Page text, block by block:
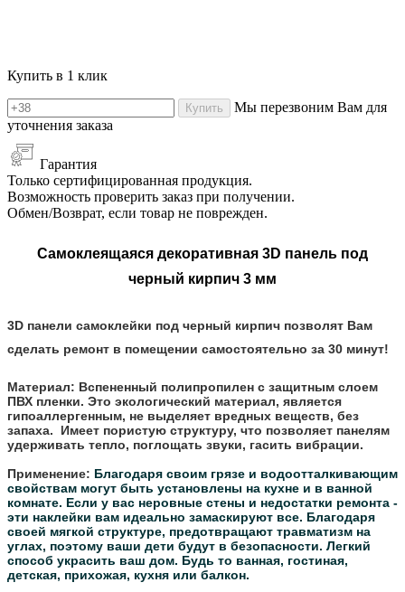
Купить в 1 клик
Купить
Мы перезвоним Вам для
уточнения заказа
Гарантия
Только сертифицированная продукция.
Возможность проверить заказ при получении.
Обмен/Возврат, если товар не поврежден.
Самоклеящаяся декоративная 3D панель под
черный кирпич 3 мм
3D панели самоклейки под черный кирпич позволят Вам
сделать ремонт в помещении самостоятельно за 30 минут!
Материал: Вспененный полипропилен с защитным слоем
ПВХ пленки. Это экологический материал, является
гипоаллергенным, не выделяет вредных веществ, без
запаха. Имеет пористую структуру, что позволяет панелям
удерживать тепло, поглощать звуки, гасить вибрации.
Применение: Благодаря своим грязе и водоотталкивающим
свойствам могут быть установлены на кухне и в ванной
комнате. Если у вас неровные стены и недостатки ремонта -
эти наклейки вам идеально замаскируют все. Благодаря
своей мягкой структуре, предотвращают травматизм на
углах, поэтому ваши дети будут в безопасности. Легкий
способ украсить ваш дом. Будь то ванная, гостиная,
детская, прихожая, кухня или балкон.